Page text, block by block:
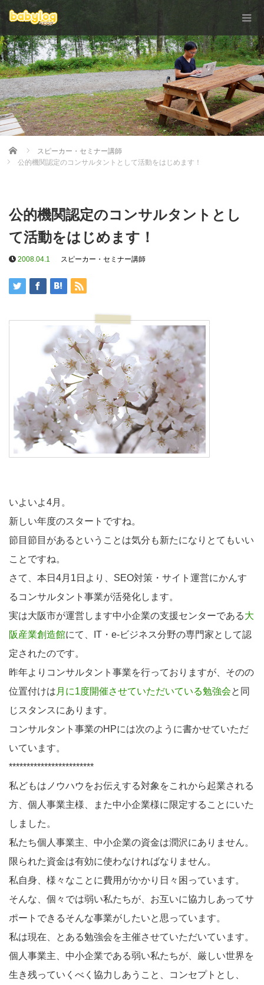
Home
スピーカー・セミナー講師
公的機関認定のコンサルタントとして活動をはじめます！
公的機関認定のコンサルタントとし
て活動をはじめます！
2008.04.1 スピーカー・セミナー講師
いよいよ4月。
新しい年度のスタートですね。
節目節目があるということは気分も新たになりとてもいい
ことですね。
さて、本日4月1日より、SEO対策・サイト運営にかんす
るコンサルタント事業が活発化します。
実は大阪市が運営します中小企業の支援センターである大
阪産業創造館にて、IT・e-ビジネス分野の専門家として認
定されたのです。
昨年よりコンサルタント事業を行っておりますが、そのの
位置付けは 月に1度開催させていただいている勉強会と同
じスタンスにあります。
コンサルタント事業のHPには次のように書かせていただ
いています。
************************
私どもはノウハウをお伝えする対象をこれから起業される
方、個人事業主様、また中小企業様に限定することにいた
しました。
私たち個人事業主、中小企業の資金は潤沢にありません。
限られた資金は有効に使わなければなりません。
私自身、様々なことに費用がかかり日々困っています。
そんな、個々では弱い私たちが、お互いに協力しあってサ
ポートできるそんな事業がしたいと思っています。
私は現在、とある勉強会を主催させていただいています。
個人事業主、中小企業である弱い私たちが、厳しい世界を
生き残っていくべく協力しあうこと、コンセプトとし、